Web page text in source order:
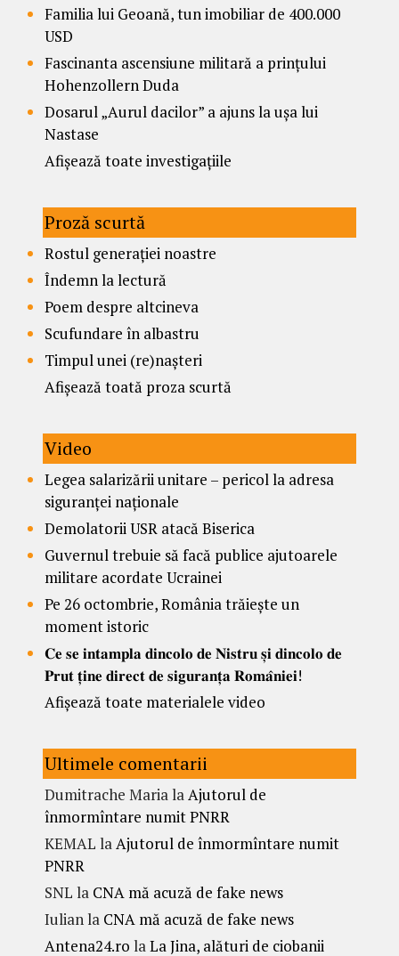
Familia lui Geoană, tun imobiliar de 400.000
USD
Fascinanta ascensiune militară a prințului
Hohenzollern Duda
Dosarul „Aurul dacilor” a ajuns la ușa lui
Nastase
Afișează toate investigațiile
Proză scurtă
Rostul generației noastre
Îndemn la lectură
Poem despre altcineva
Scufundare în albastru
Timpul unei (re)nașteri
Afișează toată proza scurtă
Video
Legea salarizării unitare – pericol la adresa
siguranței naționale
Demolatorii USR atacă Biserica
Guvernul trebuie să facă publice ajutoarele
militare acordate Ucrainei
Pe 26 octombrie, România trăiește un
moment istoric
𝐂𝐞 𝐬𝐞 𝐢𝐧𝐭𝐚𝐦𝐩𝐥𝐚 𝐝𝐢𝐧𝐜𝐨𝐥𝐨 𝐝𝐞 𝐍𝐢𝐬𝐭𝐫𝐮 𝐬̦𝐢 𝐝𝐢𝐧𝐜𝐨𝐥𝐨 𝐝𝐞
𝐏𝐫𝐮𝐭 𝐭̦𝐢𝐧𝐞 𝐝𝐢𝐫𝐞𝐜𝐭 𝐝𝐞 𝐬𝐢𝐠𝐮𝐫𝐚𝐧𝐭̦𝐚 𝐑𝐨𝐦𝐚̂𝐧𝐢𝐞𝐢!
Afișează toate materialele video
Ultimele comentarii
Dumitrache MarialaAjutorul de
înmormîntare numit PNRR
KEMAL laAjutorul de înmormîntare numit
PNRR
SNL la CNA mă acuză de fake news
Iulianla CNA mă acuză de fake news
Antena24.ro laLa Jina, alături de ciobanii